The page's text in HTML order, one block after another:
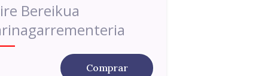
Bereikua
Comprar